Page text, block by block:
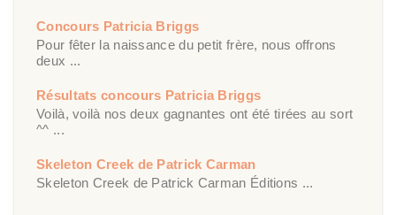
Concours Patricia Briggs
Pour fêter la naissance du petit frère, nous offrons
deux ...
Résultats concours Patricia Briggs
Voilà, voilà nos deux gagnantes ont été tirées au sort
^^ ...
Skeleton Creek de Patrick Carman
Skeleton Creek de Patrick Carman Éditions ...